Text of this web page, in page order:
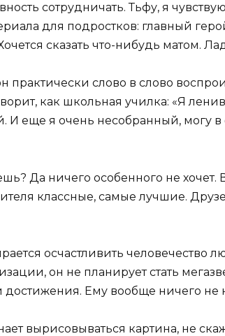
сотрудничать. Тьфу, я
для подростков: главный
сказать что-нибудь матом.
практически слово в слово
как школьная училка: «Я
И еще я очень несобранный, могу в
Да ничего особенного не хочет.
классные, самые лучшие.
осчастливить человечество
он не планирует стать
Ему вообще ничего не
вырисовываться картина, не